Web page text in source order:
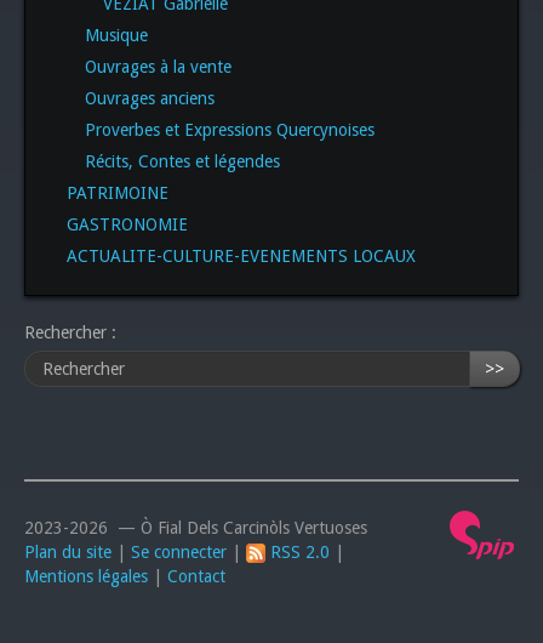
Musique
Ouvrages à la vente
Ouvrages anciens
Proverbes et Expressions Quercynoises
Récits, Contes et légendes
PATRIMOINE
GASTRONOMIE
ACTUALITE-CULTURE-EVENEMENTS LOCAUX
Rechercher :
>>
2023-2026 — Ò Fial Dels Carcinòls Vertuoses
Plan du site
Se connecter RSS 2.0
Mentions légales
Contact